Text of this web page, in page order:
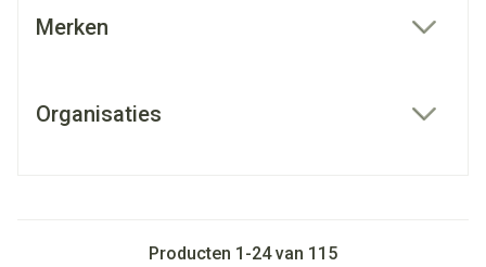
Merken
Organisaties
Producten 1 -24van 115